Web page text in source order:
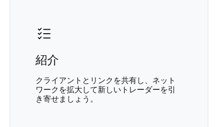
紹介
クライアントとリンクを共有し、ネット
ワークを拡大して新しいトレーダーを引
き寄せましょう。